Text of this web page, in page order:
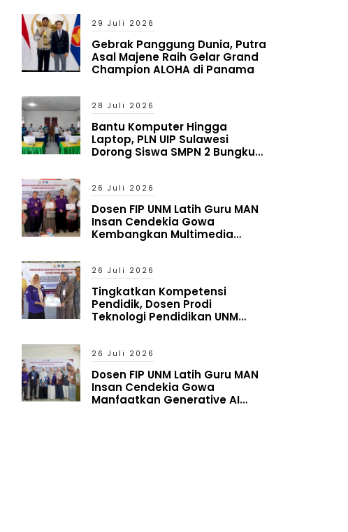
29 Juli 2026
Gebrak Panggung Dunia, Putra
Asal Majene Raih Gelar Grand
Champion ALOHA di Panama
28 Juli 2026
Bantu Komputer Hingga
Laptop, PLN UIP Sulawesi
Dorong Siswa SMPN 2 Bungku
26 Juli 2026
Dosen FIP UNM Latih Guru MAN
Insan Cendekia Gowa
Kembangkan Multimedia
26 Juli 2026
Tingkatkan Kompetensi
Pendidik, Dosen Prodi
Teknologi Pendidikan UNM
AI
26 Juli 2026
Dosen FIP UNM Latih Guru MAN
Insan Cendekia Gowa
Manfaatkan Generative AI